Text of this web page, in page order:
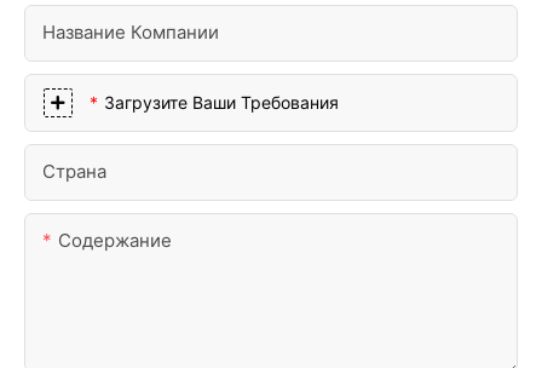
Название Компании
Загрузите Ваши Требования
Страна
Содержание